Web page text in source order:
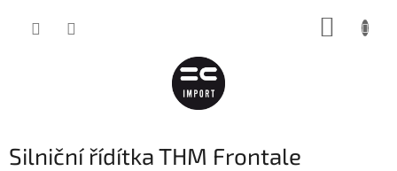
Silniční řídítka THM Frontale